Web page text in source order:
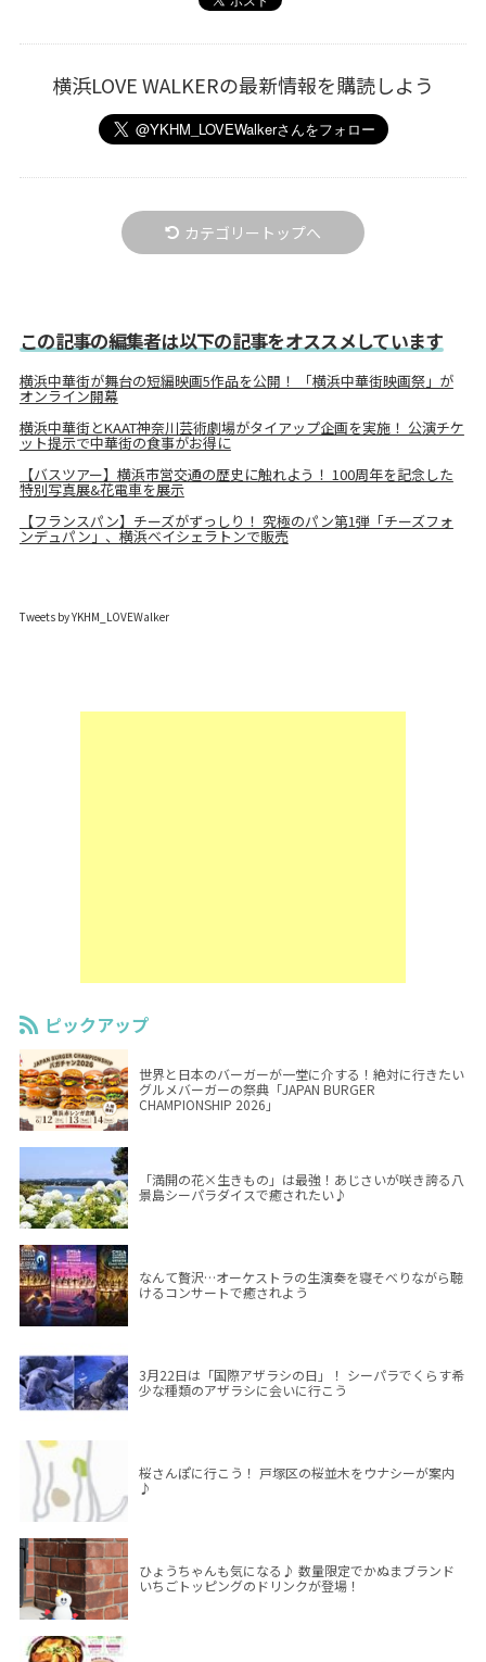
横浜LOVE WALKERの最新情報を購読しよう
カテゴリートップへ
この記事の編集者は以下の記事をオススメしています
横浜中華街が舞台の短編映画5作品を公開！ 「横浜中華街映画祭」が
オンライン開幕
横浜中華街とKAAT神奈川芸術劇場がタイアップ企画を実施！ 公演チケ
ット提示で中華街の食事がお得に
【バスツアー】横浜市営交通の歴史に触れよう！ 100周年を記念した
特別写真展&花電車を展示
【フランスパン】チーズがずっしり！ 究極のパン第1弾「チーズフォ
ンデュパン」、横浜ベイシェラトンで販売
Tweets by YKHM_LOVEWalker
ピックアップ
世界と日本のバーガーが一堂に介する！絶対に行きたい
グルメバーガーの祭典「JAPAN BURGER
CHAMPIONSHIP 2026」
「満開の花×生きもの」は最強！あじさいが咲き誇る八
景島シーパラダイスで癒されたい♪
なんて贅沢…オーケストラの生演奏を寝そべりながら聴
けるコンサートで癒されよう
3月22日は「国際アザラシの日」！ シーパラでくらす希
少な種類のアザラシに会いに行こう
桜さんぽに行こう！ 戸塚区の桜並木をウナシーが案内
♪
ひょうちゃんも気になる♪ 数量限定でかぬまブランド
いちごトッピングのドリンクが登場！